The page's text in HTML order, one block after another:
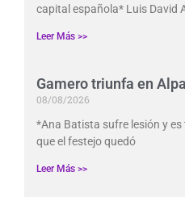
capital española* Luis David
Leer Más >>
Gamero triunfa en
08/08/2026
*Ana Batista sufre lesión y
que el festejo quedó
Leer Más >>